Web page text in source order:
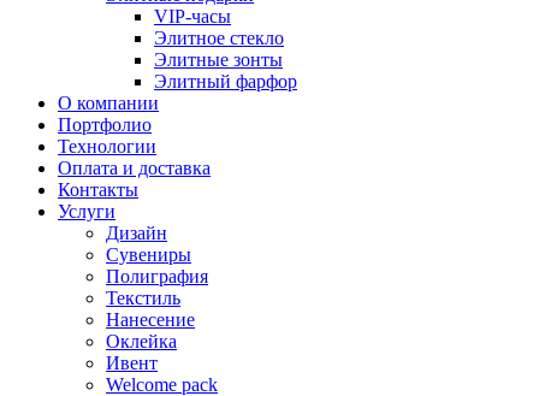
VIP-часы
Элитное стекло
Элитные зонты
Элитный фарфор
О компании
Портфолио
Технологии
Оплата и доставка
Контакты
Услуги
Дизайн
Сувениры
Полиграфия
Текстиль
Нанесение
Оклейка
Ивент
Welcome pack